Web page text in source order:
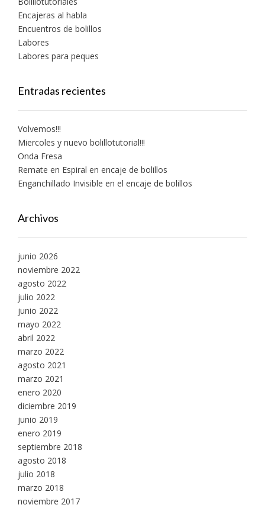
Encajeras al habla
Encuentros de bolillos
Labores
Labores para peques
Entradas recientes
Volvemos!!!
Miercoles y nuevo bolillotutorial!!!
Onda Fresa
Remate en Espiral en encaje de bolillos
Enganchillado Invisible en el encaje de bolillos
Archivos
junio 2026
noviembre 2022
agosto 2022
julio 2022
junio 2022
mayo 2022
abril 2022
marzo 2022
agosto 2021
marzo 2021
enero 2020
diciembre 2019
junio 2019
enero 2019
septiembre 2018
agosto 2018
julio 2018
marzo 2018
noviembre 2017